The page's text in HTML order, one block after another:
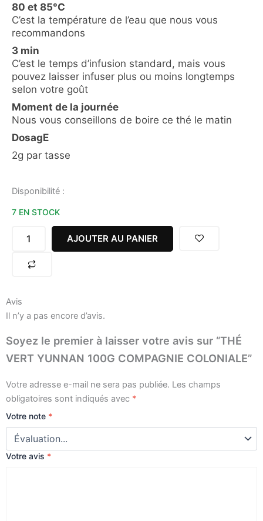
80 et 85°C
C’est la température de l’eau que nous vous
recommandons
3 min
C’est le temps d’infusion standard, mais vous
pouvez laisser infuser plus ou moins longtemps
selon votre goût
Moment de la journée
Nous vous conseillons de boire ce thé le matin
DosagE
2g par tasse
Disponibilité :
7 EN STOCK
quantité
THÉ
YUNNAN
COMPAGNIE
COLONIALE
AJOUTER AU PANIER
Avis
Il n’y a pas encore d’avis.
Soyez le premier à laisser votre avis sur “THÉ
VERT YUNNAN 100G COMPAGNIE COLONIALE”
Votre adresse e-mail ne sera pas publiée. Les champs
obligatoires sont indiqués avec *
Votre note *
Votre avis *